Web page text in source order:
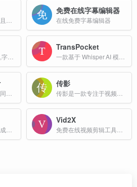
免费在线字幕编辑器
在线免费字幕编辑器
TransPocket
传影
Vid2X